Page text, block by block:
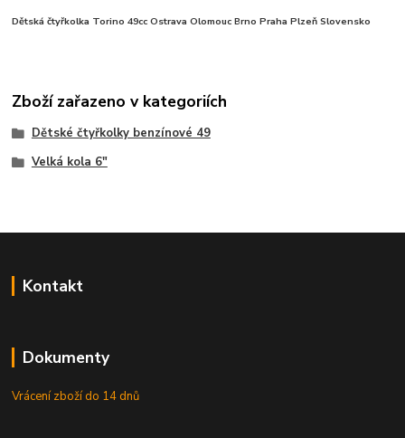
Dětská čtyřkolka Torino 49cc Ostrava Olomouc Brno Praha Plzeň Slovensko
Zboží zařazeno v kategoriích
Dětské čtyřkolky benzínové 49
Velká kola 6"
Kontakt
Dokumenty
Vrácení zboží do 14 dnů